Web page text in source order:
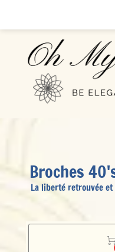
Broches
La liberté retrouvée